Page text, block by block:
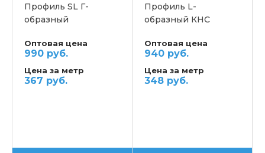
Профиль SL Г-
образный
Оптовая цена
990 руб.
Цена за метр
367 руб.
Профиль L-
образный КНС
Оптовая цена
940 руб.
Цена за метр
348 руб.